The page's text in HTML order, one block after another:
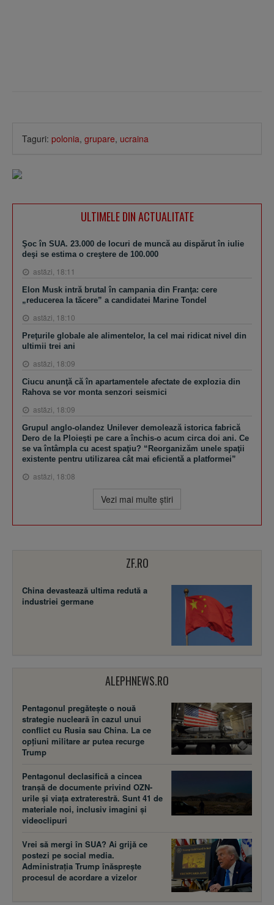
Taguri: polonia, grupare, ucraina
ULTIMELE DIN ACTUALITATE
Şoc în SUA. 23.000 de locuri de muncă au dispărut în iulie
deşi se estima o creştere de 100.000
astăzi, 18:11
Elon Musk intră brutal în campania din Franţa: cere
„reducerea la tăcere” a candidatei Marine Tondel
astăzi, 18:10
Preţurile globale ale alimentelor, la cel mai ridicat nivel din
ultimii trei ani
astăzi, 18:09
Ciucu anunţă că în apartamentele afectate de explozia din
Rahova se vor monta senzori seismici
astăzi, 18:09
Grupul anglo-olandez Unilever demolează istorica fabrică
Dero de la Ploieşti pe care a închis-o acum circa doi ani. Ce
se va întâmpla cu acest spaţiu? “Reorganizăm unele spaţii
existente pentru utilizarea cât mai eficientă a platformei”
astăzi, 18:08
Vezi mai multe ştiri
ZF.RO
China devastează ultima redută a
industriei germane
ALEPHNEWS.RO
Pentagonul pregătește o nouă
strategie nucleară în cazul unui
conflict cu Rusia sau China. La ce
opțiuni militare ar putea recurge
Trump
Pentagonul declasifică a cincea
tranșă de documente privind OZN-
urile și viața extraterestră. Sunt 41 de
materiale noi, inclusiv imagini și
videoclipuri
Vrei să mergi în SUA? Ai grijă ce
postezi pe social media.
Administrația Trump înăsprește
procesul de acordare a vizelor